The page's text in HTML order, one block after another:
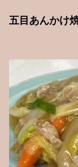
五目あんかけ